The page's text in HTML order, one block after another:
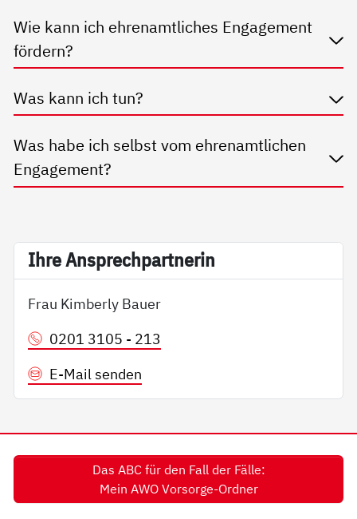
Wie kann ich eh­renamt­li­ches En­ga­ge­ment
för­dern?
Was kann ich tun?
Was ha­be ich selbst vom eh­renamt­li­chen
En­ga­ge­ment?
Ih­re An­sp­rech­part­ne­rin
Frau Kimberly Bauer
0201 3105 - 213
E-Mail senden
Das ABC für den Fall der Fälle:
Mein AWO Vorsorge-Ordner